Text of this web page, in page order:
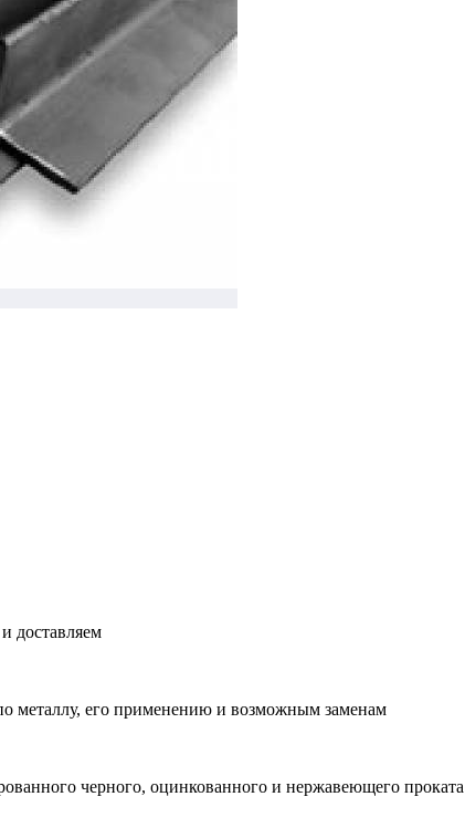
доставляем
металлу, его применению и возможным заменам
черного, оцинкованного и нержавеющего проката